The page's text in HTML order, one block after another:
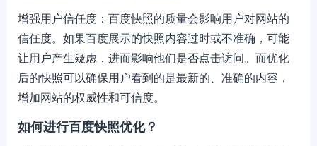
增强用户信任度：百度快照的质量会影响用户对网站的
信任度。如果百度展示的快照内容过时或不准确，可能
让用户产生疑虑，进而影响他们是否点击访问。而优化
后的快照可以确保用户看到的是最新的、准确的内容，
增加网站的权威性和可信度。
如何进行百度快照优化？